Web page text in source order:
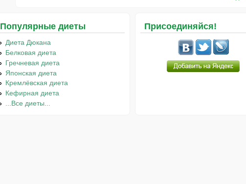
Популярные диеты
Диета Дюкана
Белковая диета
Гречневая диета
Японская диета
Кремлёвская диета
Кефирная диета
...Все диеты...
Присоединяйся!